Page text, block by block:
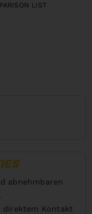
LIST
abnehmbaren
direktem Kontakt